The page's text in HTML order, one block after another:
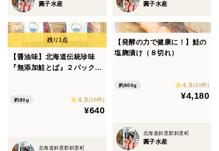
圓子水産 圓子水産
【醤油味】北海道伝統珍味
『無添加鮭とば』２パック入
約80g 4.9(16件)
¥640
北海道斜里郡斜里町
【発酵の力で健康に！】鮭の
塩麹漬け（８切れ）
約800g 4.9(20件)
¥4,180
北海道斜里郡斜里町
圓子水産